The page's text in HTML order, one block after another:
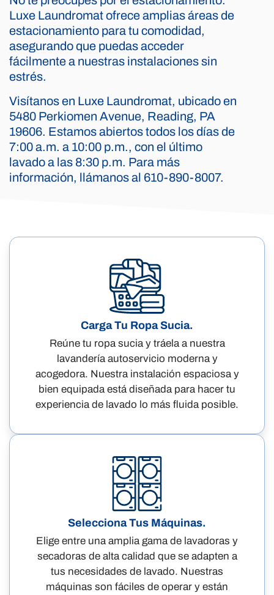
Luxe Laundromat ofrece amplias áreas de
estacionamiento para tu comodidad,
asegurando que puedas acceder
fácilmente a nuestras instalaciones sin
estrés.
Visítanos en Luxe Laundromat, ubicado en
5480 Perkiomen Avenue, Reading, PA
19606. Estamos abiertos todos los días de
7:00 a.m. a 10:00 p.m., con el último
lavado a las 8:30 p.m. Para más
información, llámanos al 610-890-8007.
Carga Tu Ropa Sucia.
Reúne tu ropa sucia y tráela a nuestra
lavandería autoservicio moderna y
acogedora. Nuestra instalación espaciosa y
bien equipada está diseñada para hacer tu
experiencia de lavado lo más fluida posible.
Selecciona Tus Máquinas.
Elige entre una amplia gama de lavadoras y
secadoras de alta calidad que se adapten a
tus necesidades de lavado. Nuestras
máquinas son fáciles de operar y están